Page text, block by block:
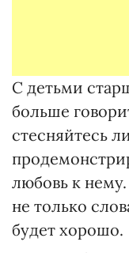
С детьми
больше
стесняйтесь
любовь к
не только
будет хорошо.